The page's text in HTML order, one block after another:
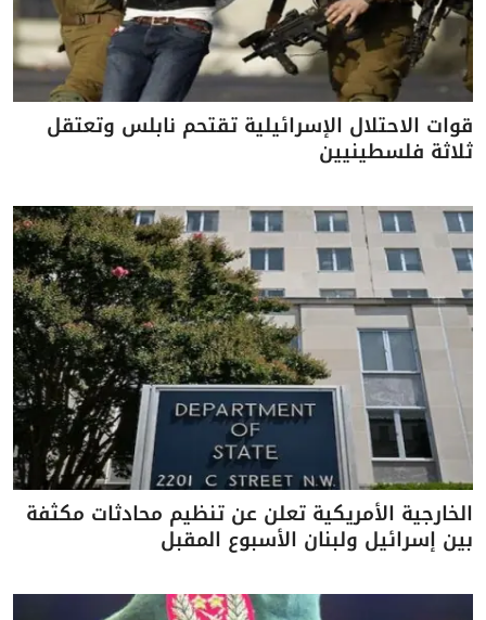
قوات الاحتلال الإسرائيلية تقتحم نابلس وتعتقل
ثلاثة فلسطينيين
الخارجية الأمريكية تعلن عن تنظيم محادثات مكثفة
بين إسرائيل ولبنان الأسبوع المقبل